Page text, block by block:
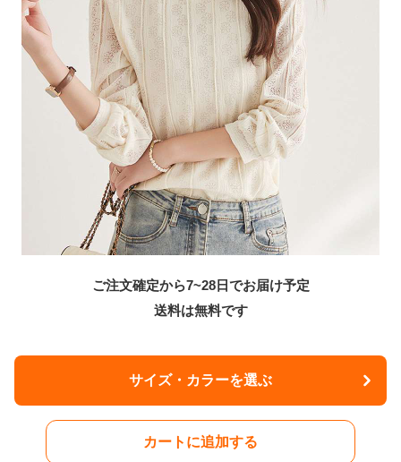
ご注文確定から7~28日でお届け予定
送料は無料です
サイズ・カラーを選ぶ
カートに追加する